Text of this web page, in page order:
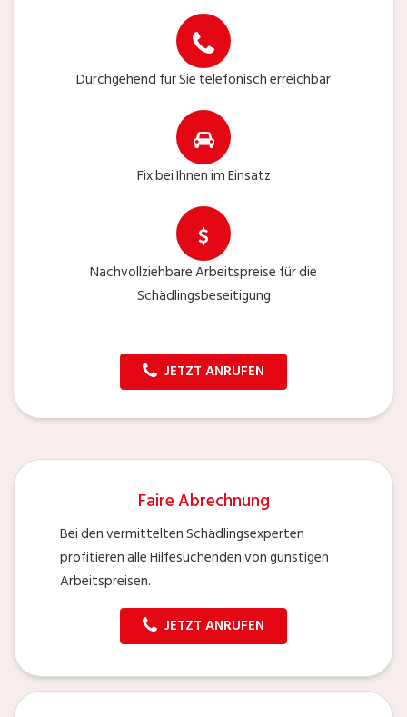
Durchgehend für Sie telefonisch erreichbar
Fix bei Ihnen im Einsatz
Nachvollziehbare Arbeitspreise für die
Schädlingsbeseitigung
JETZT ANRUFEN
Faire Abrechnung
Bei den vermittelten Schädlingsexperten
profitieren alle Hilfesuchenden von günstigen
Arbeitspreisen.
JETZT ANRUFEN